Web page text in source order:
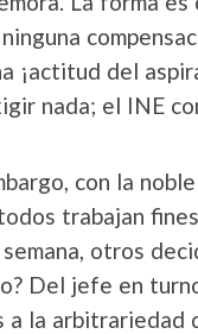
¡actitud del
nada; el INE
con la
trabajan
otros
Del jefe en
la arbitrariedad